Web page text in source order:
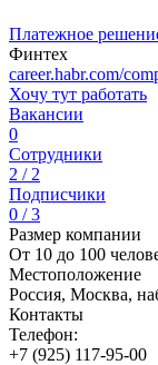
Платежное
Финтех
career.habr.com/
Хочу тут работать
Вакансии
0
Сотрудники
2 / 2
Подписчики
0 / 3
Размер компании
От 10 до 100
Местоположение
Россия, Москва,
Контакты
Телефон:
+7 (925) 117-95-00